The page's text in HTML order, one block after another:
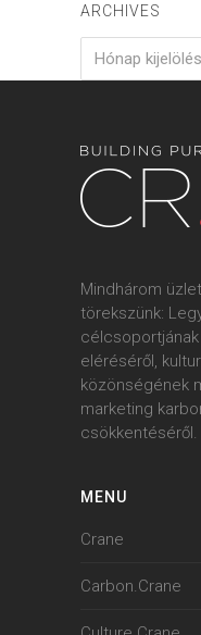
ARCHIVES
Hónap
Mindhárom
törekszünk:
eléréséről,
közönségének
marketing
csökkentéséről.
MENU
Crane
Carbon.Crane